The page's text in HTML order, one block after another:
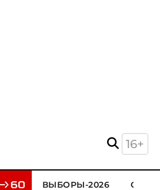
16+
ВЫБОРЫ-2026